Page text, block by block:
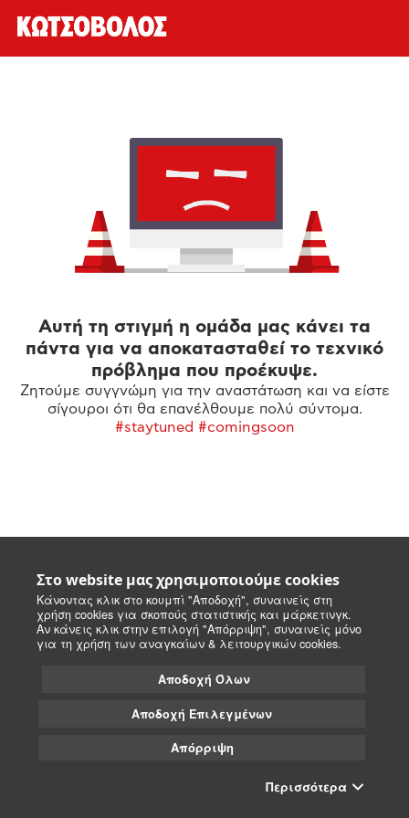
Στο website μας χρησιμοποιούμε cookies
Κάνοντας κλικ στο κουμπί "Αποδοχή", συναινείς στη
χρήση cookies για σκοπούς στατιστικής και μάρκετινγκ.
Αν κάνεις κλικ στην επιλογή "Απόρριψη", συναινείς μόνο
για τη χρήση των αναγκαίων & λειτουργικών cookies.
Αποδοχή Όλων
Αποδοχή Επιλεγμένων
Απόρριψη
Περισσότερα
Αυτή τη στιγμή η ομάδα μας κάνει τα
πάντα για να αποκατασταθεί το τεχνικό
πρόβλημα που προέκυψε.
Ζητούμε συγγνώμη για την αναστάτωση και να είστε
σίγουροι ότι θα επανέλθουμε πολύ σύντομα.
#staytuned #comingsoon